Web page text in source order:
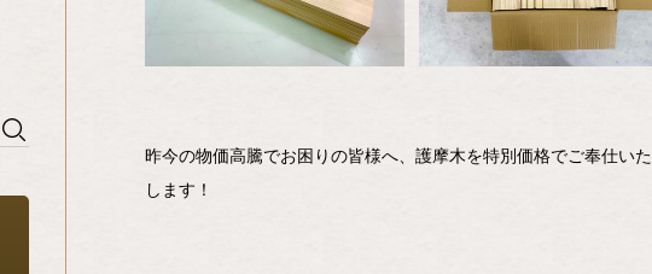
昨今の物価高騰でお困りの皆様へ、護摩木を特別価格でご奉仕いた
します！